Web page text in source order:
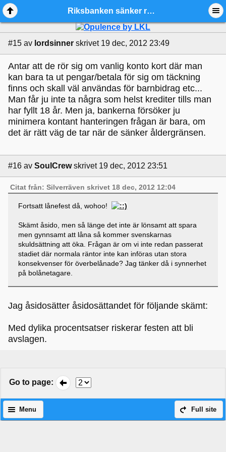
Riksbanken sänker reporäntan till 1.0% - Ädelmetallforum
#15 av lordsinner skrivet 19 dec, 2012 23:49
Antar att de rör sig om vanlig konto kort där man
kan bara ta ut pengar/betala för sig om täckning
finns och skall väl användas för barnbidrag etc...
Man får ju inte ta några som helst krediter tills man
har fyllt 18 år. Men ja, bankerna försöker ju
minimera kontant hanteringen frågan är bara, om
det är rätt väg de tar när de sänker åldergränsen.
#16 av SoulCrew skrivet 19 dec, 2012 23:51
Citat från: Silverräven skrivet 18 dec, 2012 12:04
Fortsatt lånefest då, wohoo!
Skämt åsido, men så länge det inte är lönsamt att spara
men gynnsamt att låna så kommer svenskarnas
skuldsättning att öka. Frågan är om vi inte redan passerat
stadiet där normala räntor inte kan införas utan stora
konsekvenser för överbelånade? Jag tänker då i synnerhet
på bolånetagare.
Jag åsidosätter åsidosättandet för följande skämt:
Med dylika procentsatser riskerar festen att bli
avslagen.
Go to page:
Full site
Menu